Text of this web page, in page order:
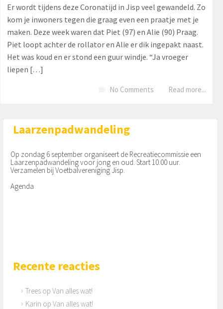
Er wordt tijdens deze Coronatijd in Jisp veel gewandeld. Zo
kom je inwoners tegen die graag even een praatje met je
maken. Deze week waren dat Piet (97) en Alie (90) Praag.
Piet loopt achter de rollator en Alie er dik ingepakt naast.
Het was koud en er stond een guur windje. “Ja vroeger
liepen […]
No Comments Read more...
Laarzenpadwandeling
Op zondag 6 september organiseert de Recreatiecommissie een
Laarzenpadwandeling voor jong en oud. Start 10.00 uur.
Verzamelen bij Voetbalvereniging Jisp.
Agenda
Recente reacties
Trees opVan alles wat!
Karin opVan alles wat!